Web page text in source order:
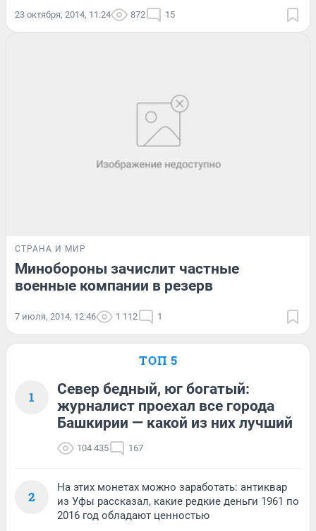
23 октября, 2014, 11:24 872 15
СТРАНА И МИР
Минобороны зачислит частные
военные компании в резерв
7 июля, 2014, 12:46 1 112 1
ТОП 5
1
Север бедный, юг богатый:
журналист проехал все города
Башкирии — какой из них лучший
104 435 167
2
На этих монетах можно заработать: антиквар
из Уфы рассказал, какие редкие деньги 1961 по
2016 год обладают ценностью